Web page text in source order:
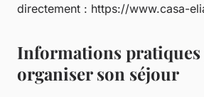
directement : https://www.casa-
Informations
organiser son séjour